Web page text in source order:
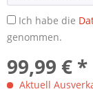
Ich habe die
genommen.
99,99 € *
Aktuell